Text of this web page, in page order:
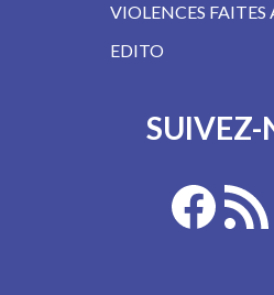
VIOLENCES FAITES
EDITO
SUIVEZ-